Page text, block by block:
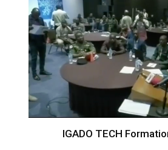
IGADO TECH